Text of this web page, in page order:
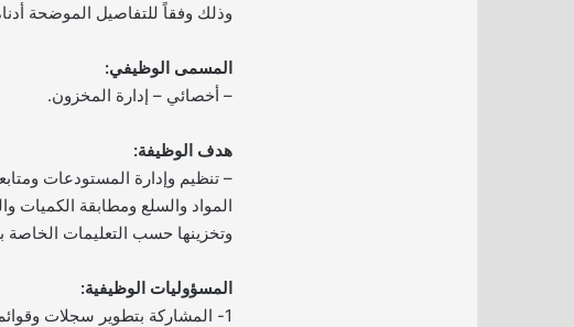
وذلك وفقاً للتفاصيل الموضحة
المسمى الوظيفي:
– أخصائي – إدارة المخزون.
هدف الوظيفة:
– تنظيم وإدارة المستودعات
المواد والسلع ومطابقة الكميات
وتخزينها حسب التعليمات الخاصة
المسؤوليات الوظيفية:
1- المشاركة بتطوير سجلات